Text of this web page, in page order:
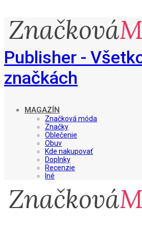
Publisher -
značkách
MAGAZÍN
Značková móda
Značky
Oblečenie
Obuv
Kde nakupovať
Doplnky
Recenzie
Iné